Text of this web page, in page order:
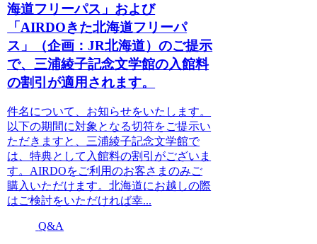
海道フリーパス」および
「AIRDOきた北海道フリーパ
ス」（企画：JR北海道）のご提示
で、三浦綾子記念文学館の入館料
の割引が適用されます。
件名について、お知らせをいたします。
以下の期間に対象となる切符をご提示い
ただきますと、三浦綾子記念文学館で
は、特典として入館料の割引がございま
す。AIRDOをご利用のお客さまのみご
購入いただけます。北海道にお越しの際
はご検討をいただければ幸...
Q&A